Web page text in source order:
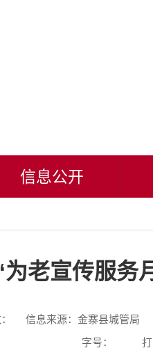
信息公开
老宣传服务
信息来源：金寨县城管局
字号：